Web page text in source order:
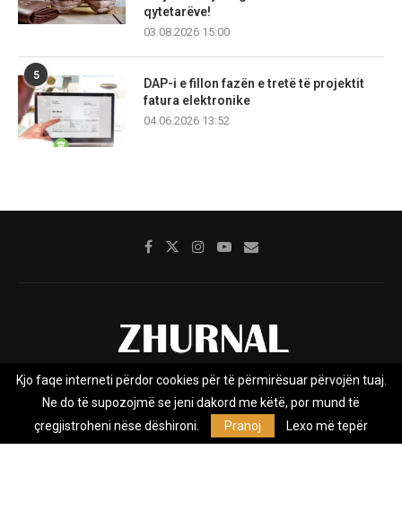
qytetarëve!
03.08.2026 15:00
5
DAP-i e fillon fazën e tretë të projektit
fatura elektronike
04.06.2026 13:52
Rreth nesh Impresumi Marketing
Privacy Policy
Zhurnal.mk është Agjenci e Lajmeve e pavarur, e themeluar në vitin
Kjo faqe interneti përdor cookies për të përmirësuar përvojën tuaj.
Ne do të supozojmë se jeni dakord me këtë, por mund të
çregjistroheni nëse dëshironi.
Pranoj Lexo më tepër